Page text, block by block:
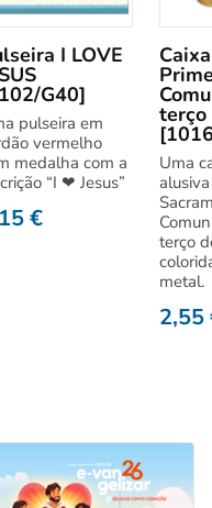
I LOVE
G40]
pulseira em
vermelho
medalha com a
“I ❤ Jesus”
€
terço
Uma
terço
metal.
2,55